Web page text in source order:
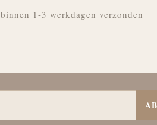
binnen 1-3 werkdagen verzonden